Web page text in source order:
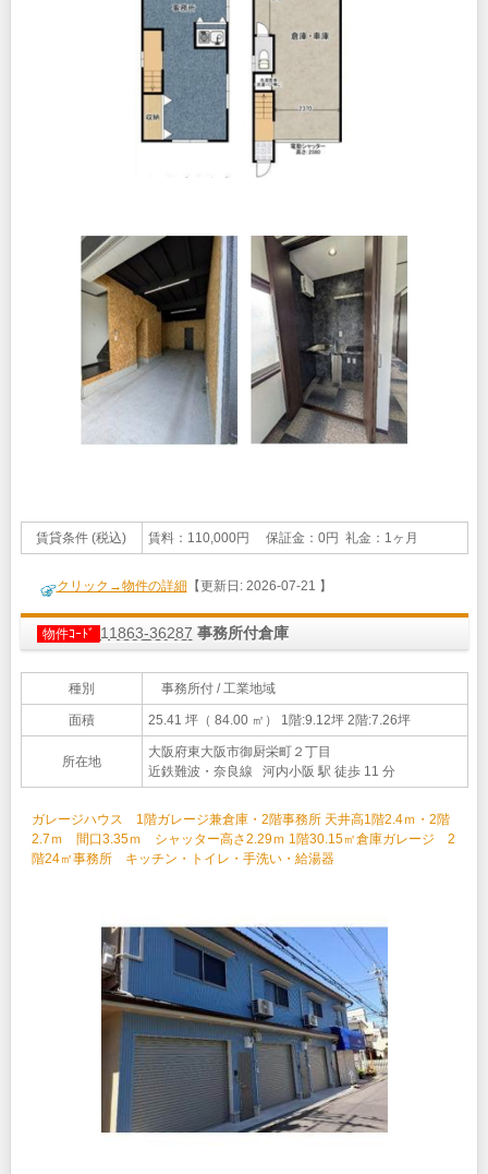
賃貸条件 (税込) 賃料：110,000円 保証金：0円 礼金：1ヶ月
クリック→物件の詳細 【更新日: 2026-07-21 】
物件ｺｰﾄﾞ 11863-36287 事務所付倉庫
種別 事務所付 / 工業地域
面積 25.41 坪（ 84.00 ㎡） 1階:9.12坪 2階:7.26坪
所在地
大阪府東大阪市御厨栄町２丁目
近鉄難波・奈良線 河内小阪 駅 徒歩 11 分
ガレージハウス 1階ガレージ兼倉庫・2階事務所 天井高1階2.4ｍ・2階
2.7ｍ 間口3.35ｍ シャッター高さ2.29ｍ 1階30.15㎡倉庫ガレージ 2
階24㎡事務所 キッチン・トイレ・手洗い・給湯器